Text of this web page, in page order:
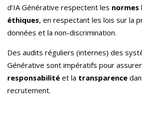
d'IA Générative respectent les normes
éthiques, en respectant les lois sur la
données et la non-discrimination.
Des audits réguliers (internes) des
Générative sont impératifs pour assurer
responsabilité et la transparence
recrutement.